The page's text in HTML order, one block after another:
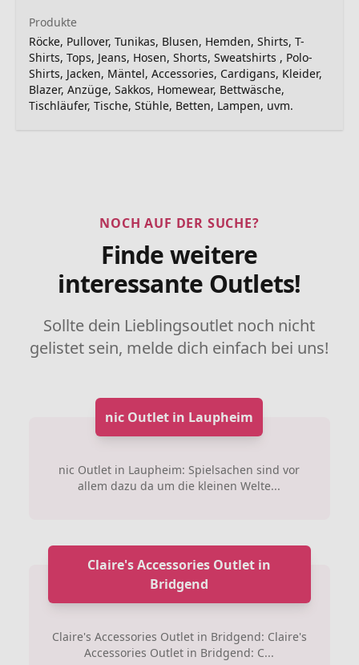
Produkte
Röcke, Pullover, Tunikas, Blusen, Hemden, Shirts, T-
Shirts, Tops, Jeans, Hosen, Shorts, Sweatshirts , Polo-
Shirts, Jacken, Mäntel, Accessories, Cardigans, Kleider,
Blazer, Anzüge, Sakkos, Homewear, Bettwäsche,
Tischläufer, Tische, Stühle, Betten, Lampen, uvm.
NOCH AUF DER SUCHE?
Finde weitere
interessante Outlets!
Sollte dein Lieblingsoutlet noch nicht
gelistet sein, melde dich einfach bei uns!
nic Outlet in Laupheim
nic Outlet in Laupheim: Spielsachen sind vor
allem dazu da um die kleinen Welte...
Claire's Accessories Outlet in
Bridgend
Claire's Accessories Outlet in Bridgend: Claire's
Accessories Outlet in Bridgend: C...